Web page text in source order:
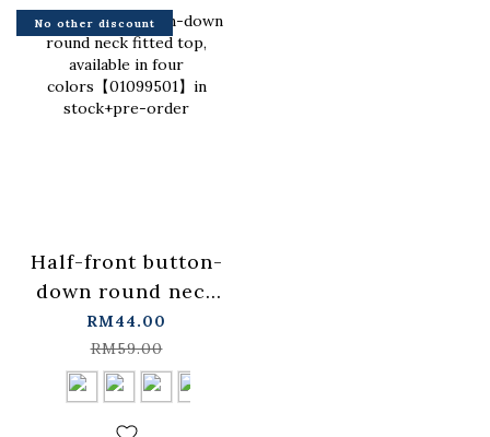
No other discount
Half-front button-
down round neck
fitted top,
available in four
colors【01099501】
in stock+pre-order
RM44.00
RM59.00